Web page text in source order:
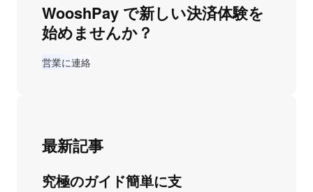
WooshPay で新しい決済体験を
始めませんか？
営業に連絡
最新記事
究極のガイド簡単に支